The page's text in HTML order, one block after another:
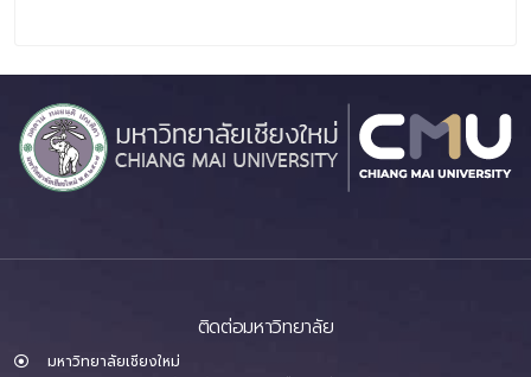
ติดต่อมหาวิทยาลัย
มหาวิทยาลัยเชียงใหม่